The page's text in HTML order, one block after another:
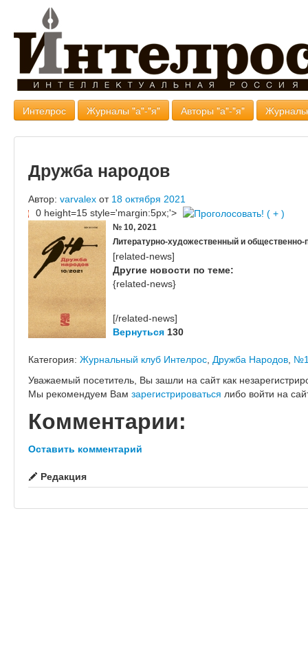
Интелрос Журналы "а"-"я" Авторы "а"-"я"
Дружба народов
Автор: varvalex от 18 октября 2021
0 height=15 style='margin:5px;'>
№ 10, 2021
Литературно-художественный и общественно-
[related-news]
Другие новости по теме:
{related-news}
[/related-news]
Вернуться 130
Категория: Журнальный клуб Интелрос, Дружба Народов,
Уважаемый посетитель, Вы зашли на сайт как
Мы рекомендуем Вам зарегистрироваться либо войти на
Комментарии:
Оставить комментарий
Редакция